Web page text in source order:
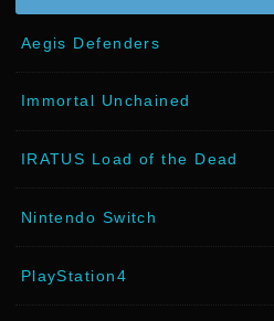
Aegis Defenders
Immortal Unchained
IRATUS Load of the Dead
Nintendo Switch
PlayStation4